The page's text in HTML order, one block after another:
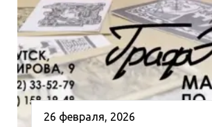
26 февраля, 2026